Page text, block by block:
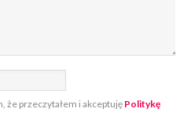
że przeczytałem i akceptuję Politykę